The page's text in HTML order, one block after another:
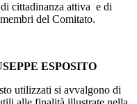
cittadinanza attiva e di
del Comitato.
ESPOSITO
utilizzati si avvalgono di